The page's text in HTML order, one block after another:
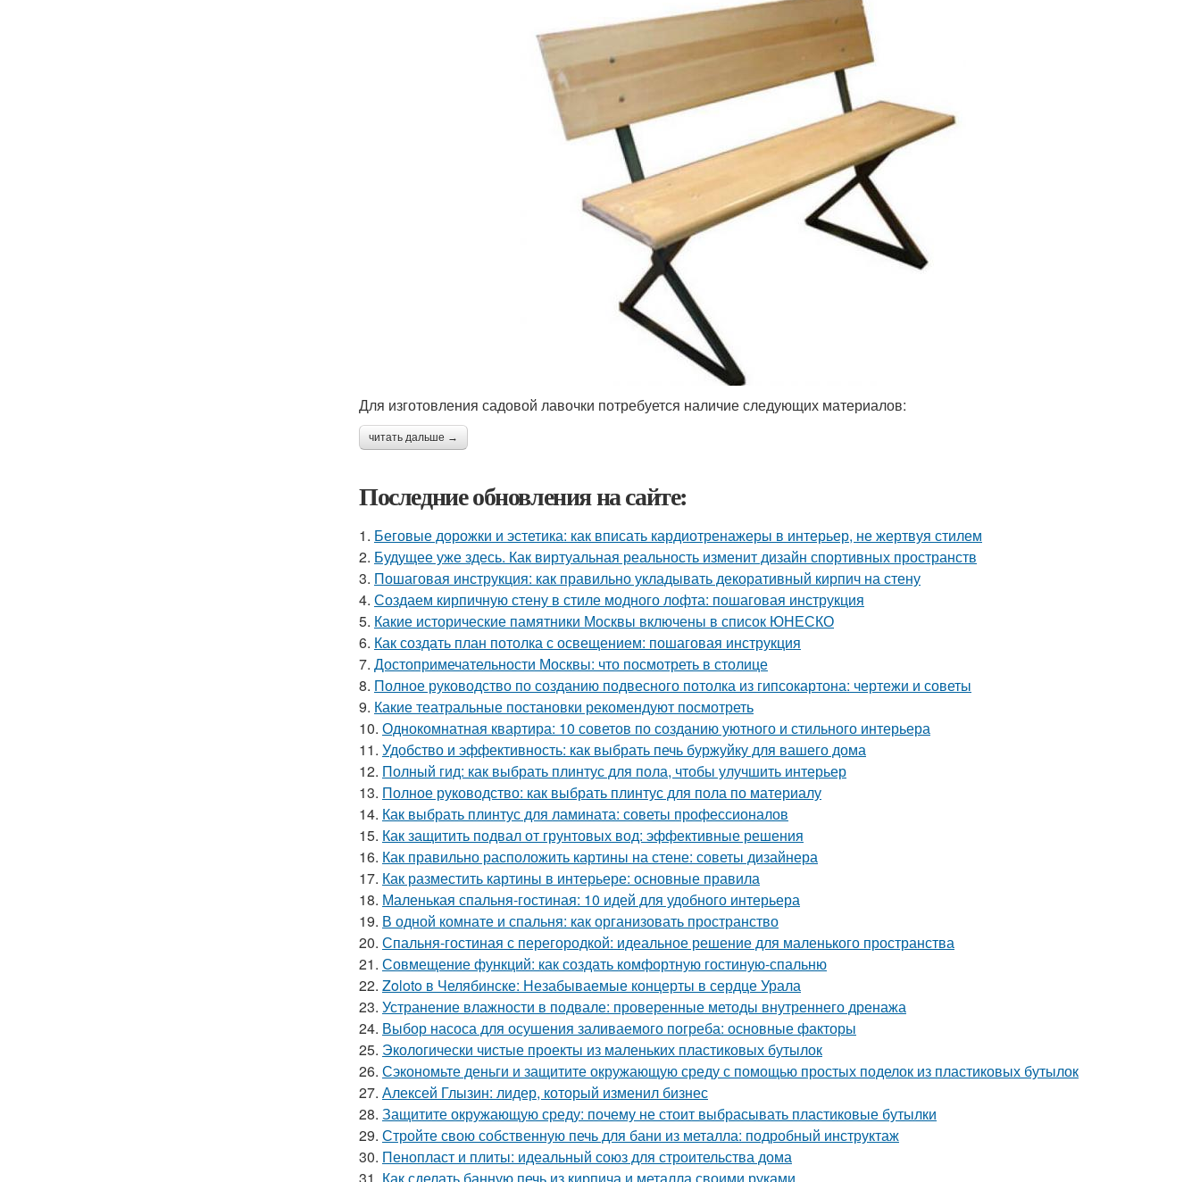
Для изготовления садовой лавочки потребуется наличие следующих материалов:
читать дальше →
Последние обновления на сайте:
1. Беговые дорожки и эстетика: как вписать кардиотренажеры в интерьер, не жертвуя стилем
2. Будущее уже здесь. Как виртуальная реальность изменит дизайн спортивных пространств
3. Пошаговая инструкция: как правильно укладывать декоративный кирпич на стену
4. Создаем кирпичную стену в стиле модного лофта: пошаговая инструкция
5. Какие исторические памятники Москвы включены в список ЮНЕСКО
6. Как создать план потолка с освещением: пошаговая инструкция
7. Достопримечательности Москвы: что посмотреть в столице
8. Полное руководство по созданию подвесного потолка из гипсокартона: чертежи и советы
9. Какие театральные постановки рекомендуют посмотреть
10. Однокомнатная квартира: 10 советов по созданию уютного и стильного интерьера
11. Удобство и эффективность: как выбрать печь буржуйку для вашего дома
12. Полный гид: как выбрать плинтус для пола, чтобы улучшить интерьер
13. Полное руководство: как выбрать плинтус для пола по материалу
14. Как выбрать плинтус для ламината: советы профессионалов
15. Как защитить подвал от грунтовых вод: эффективные решения
16. Как правильно расположить картины на стене: советы дизайнера
17. Как разместить картины в интерьере: основные правила
18. Маленькая спальня-гостиная: 10 идей для удобного интерьера
19. В одной комнате и спальня: как организовать пространство
20. Спальня-гостиная с перегородкой: идеальное решение для маленького пространства
21. Совмещение функций: как создать комфортную гостиную-спальню
22. Zoloto в Челябинске: Незабываемые концерты в сердце Урала
23. Устранение влажности в подвале: проверенные методы внутреннего дренажа
24. Выбор насоса для осушения заливаемого погреба: основные факторы
25. Экологически чистые проекты из маленьких пластиковых бутылок
26. Сэкономьте деньги и защитите окружающую среду с помощью простых поделок из пластиковых бутылок
27. Алексей Глызин: лидер, который изменил бизнес
28. Защитите окружающую среду: почему не стоит выбрасывать пластиковые бутылки
29. Стройте свою собственную печь для бани из металла: подробный инструктаж
30. Пенопласт и плиты: идеальный союз для строительства дома